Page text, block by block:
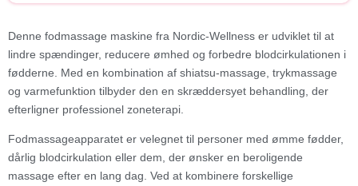
Denne fodmassage maskine fra Nordic-Wellness er udviklet til at
lindre spændinger, reducere ømhed og forbedre blodcirkulationen i
fødderne. Med en kombination af shiatsu-massage, trykmassage
og varmefunktion tilbyder den en skræddersyet behandling, der
efterligner professionel zoneterapi.
Fodmassageapparatet er velegnet til personer med ømme fødder,
dårlig blodcirkulation eller dem, der ønsker en beroligende
massage efter en lang dag. Ved at kombinere forskellige